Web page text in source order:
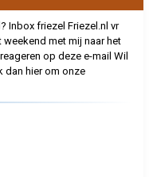
Inbox friezel Friezel.nl vr
weekend met mij naar het
op deze e-mail Wil
dan hier om onze